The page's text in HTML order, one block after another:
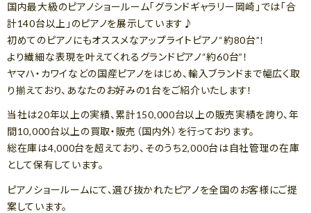
国内最大級のピアノショールーム「グランドギャラリー岡崎」では「合
計140台以上」のピアノを展示しています♪
初めてのピアノにもオススメなアップライトピアノ“約80台”！
より繊細な表現を叶えてくれるグランドピアノ“約60台”！
ヤマハ・カワイなどの国産ピアノをはじめ、輸入ブランドまで幅広く取
り揃えており、あなたのお好みの1台をご紹介いたします！
当社は20年以上の実績、累計150,000台以上の販売実績を誇り、年
間10,000台以上の買取・販売（国内外）を行っております。
総在庫は4,000台を超えており、そのうち2,000台は自社管理の在庫
として保有しています。
ピアノショールームにて、選び抜かれたピアノを全国のお客様にご提
案しています。